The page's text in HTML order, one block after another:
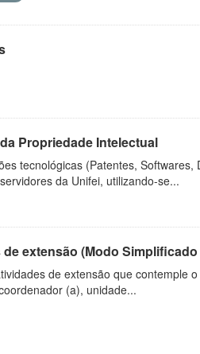
Propriedade Intelectual
tecnológicas (Patentes,
da Unifei, utilizando-se...
extensão (Modo
de extensão que contemple
(a), unidade...